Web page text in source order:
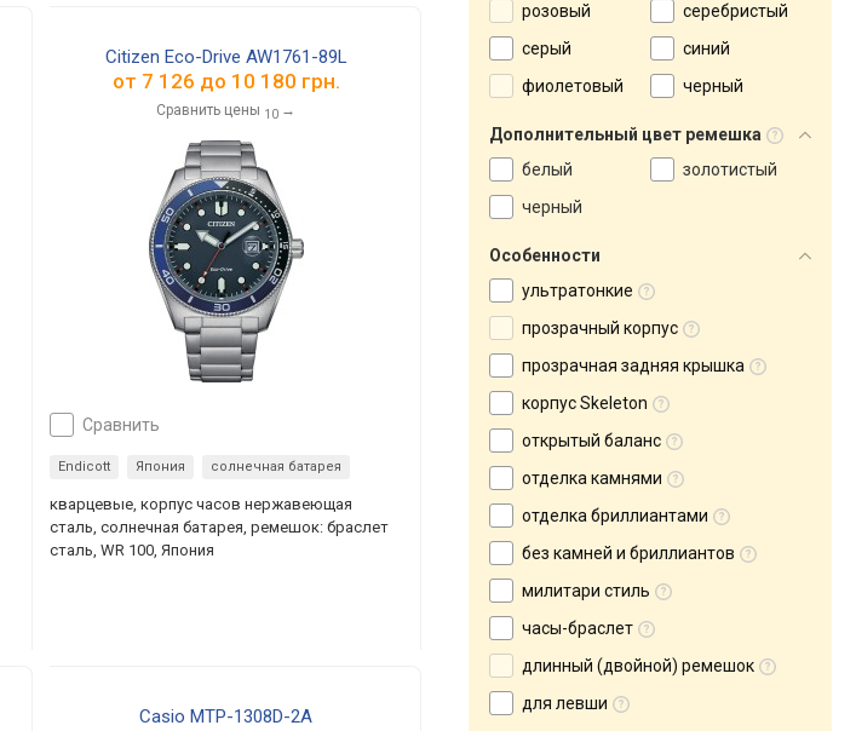
Citizen Eco-Drive AW1761-89L
от 7 126 до 10 180 грн.
Сравнить цены 10 →
сравнить
Endicott Япония солнечная батарея
кварцевые, корпус часов нержавеющая
сталь, солнечная батарея, ремешок: браслет
сталь, WR 100, Япония
Casio MTP-1308D-2A
розовый
серебристый
серый
синий
фиолетовый
черный
Дополнительный цвет ремешка
белый
золотистый
черный
Особенности
ультратонкие
прозрачный корпус
прозрачная задняя крышка
корпус Skeleton
открытый баланс
отделка камнями
отделка бриллиантами
без камней и бриллиантов
милитари стиль
часы-браслет
длинный (двойной) ремешок
для левши